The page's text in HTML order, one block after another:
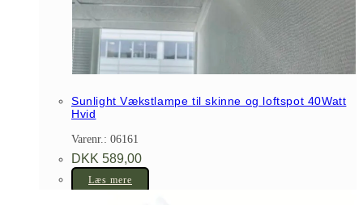
Sunlight Vækstlampe til skinne og loftspot 40Watt
Hvid
Varenr.: 06161
DKK 589,00
Læs mere